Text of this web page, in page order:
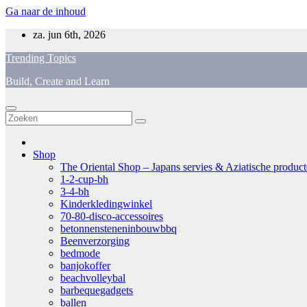
Ga naar de inhoud
za. jun 6th, 2026
Trending Topics
Build, Create and Learn
Shop
The Oriental Shop – Japans servies & Aziatische
1-2-cup-bh
3-4-bh
Kinderkledingwinkel
70-80-disco-accessoires
betonnensteneninbouwbbq
Beenverzorging
bedmode
banjokoffer
beachvolleybal
barbequegadgets
ballen